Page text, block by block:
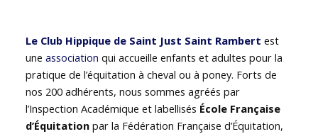
Le Club Hippique de Saint Just Saint Rambert est
uneassociation qui accueille enfants et adultes pour la
pratique de l’équitation à cheval ou à poney. Forts de
nos 200 adhérents, nous sommes agréés par
l’Inspection Académique et labellisés École Française
d’Équitation par la Fédération Française d’Équitation,